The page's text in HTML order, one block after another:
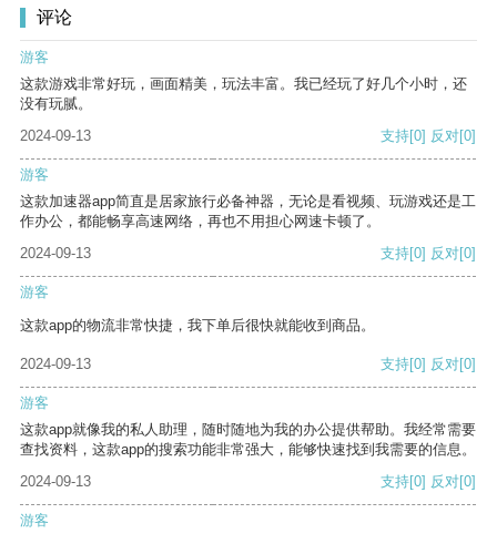
评论
游客
这款游戏非常好玩，画面精美，玩法丰富。我已经玩了好几个小时，还
没有玩腻。
2024-09-13
支持[0] 反对[0]
游客
这款加速器app简直是居家旅行必备神器，无论是看视频、玩游戏还是工
作办公，都能畅享高速网络，再也不用担心网速卡顿了。
2024-09-13
支持[0] 反对[0]
游客
这款app的物流非常快捷，我下单后很快就能收到商品。
2024-09-13 支持[0] 反对[0]
游客
这款app就像我的私人助理，随时随地为我的办公提供帮助。我经常需要
查找资料，这款app的搜索功能非常强大，能够快速找到我需要的信息。
2024-09-13
支持[0] 反对[0]
游客